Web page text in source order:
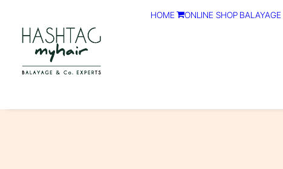
HOME ONLINE SHOP BALAYAGE